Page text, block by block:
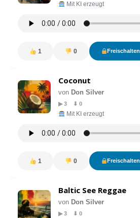
Mit KI erzeugt
1 0 Freischalten
Coconut
von Don Silver
▶ 3 ⬇ 0
Mit KI erzeugt
1 0 Freischalten
Baltic See Reggae
von Don Silver
▶ 3 ⬇ 0